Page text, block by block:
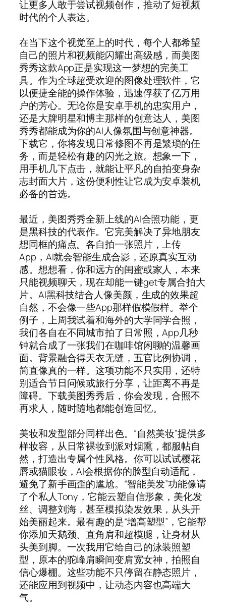
让更多人敢于尝试视频创作，推动了短视频
时代的个人表达。
在当下这个视觉至上的时代，每个人都希望
自己的照片和视频能闪耀出高级感，而美图
秀秀这款App正是实现这一梦想的完美工
具。作为全球超受欢迎的图像处理软件，它
以便捷全能的操作体验，迅速俘获了亿万用
户的芳心。无论你是安卓手机的忠实用户，
还是大牌明星和博主那样的创意达人，美图
秀秀都能成为你的AI人像氛围与创意神器。
下载它，你将发现日常修图不再是繁琐的任
务，而是轻松有趣的闪光之旅。想象一下，
用手机几下点击，就能让平凡的自拍变身杂
志封面大片，这份便利性让它成为安卓装机
必备的首选。
最近，美图秀秀全新上线的AI合照功能，更
是黑科技的代表作。它完美解决了异地朋友
想同框的痛点。各自拍一张照片，上传
App，AI就会智能生成合影，还原真实互动
感。想想看，你和远方的闺蜜或家人，本来
只能视频聊天，现在却能一键get专属合拍大
片。AI黑科技结合人像美颜，生成的效果超
自然，不会像一些App那样假模假样。举个
例子，上周我试着和海外的大学同学合照，
我们各自在不同城市拍了日常照，App几秒
钟就合成了一张我们在咖啡馆闲聊的温馨画
面。背景融合得天衣无缝，五官比例协调，
简直像真的一样。这项功能不只实用，还特
别适合节日问候或旅行分享，让距离不再是
障碍。下载美图秀秀后，你会发现，合照不
再求人，随时随地都能创造回忆。
美妆和发型部分同样出色。“自然美妆”提供多
样妆容，从日常裸妆到派对烟熏，都服帖自
然，打造出专属个性风格。你可以试试樱花
唇或猫眼妆，AI会根据你的脸型自动适配，
避免了新手画歪的尴尬。“智能美发”功能像请
了个私人Tony，它能云塑自信形象，美化发
丝、调整刘海，甚至模拟染发效果，从头开
始美丽起来。最有趣的是“增高塑型”，它能帮
你添加天鹅颈、直角肩和超模腿，让身材从
头美到脚。一次我用它给自己的泳装照塑
型，原本的驼峰肩瞬间变肩宽女神，拍照自
信心爆棚。这些功能不只停留在静态照片，
还能应用到视频中，让动态内容也高端大
气。